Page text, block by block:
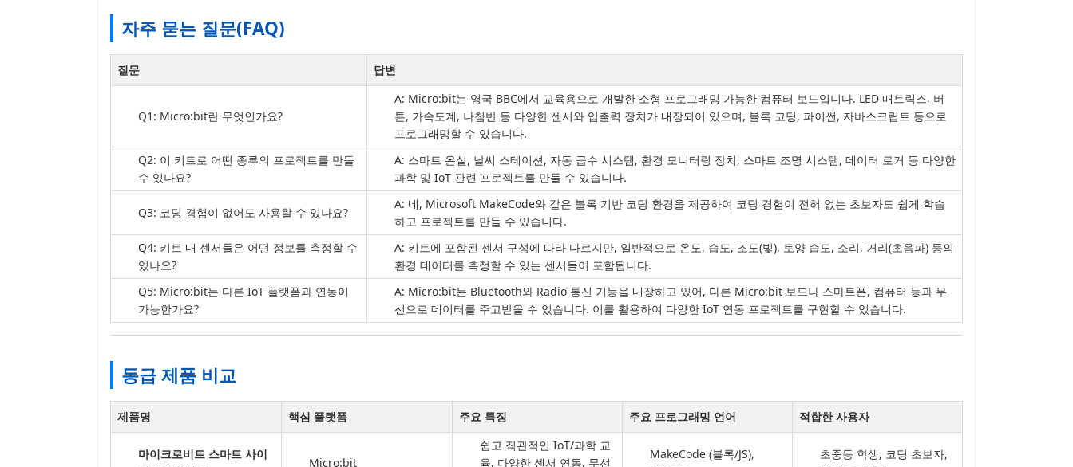
자주 묻는 질문(FAQ)
질문 답변
Q1: Micro:bit란 무엇인가요?
A: Micro:bit는 영국 BBC에서 교육용으로 개발한 소형 프로그래밍 가능한 컴퓨터 보드입니다. LED 매트릭스, 버
튼, 가속도계, 나침반 등 다양한 센서와 입출력 장치가 내장되어 있으며, 블록 코딩, 파이썬, 자바스크립트 등으로
프로그래밍할 수 있습니다.
Q2: 이 키트로 어떤 종류의 프로젝트를 만들
수 있나요?
A: 스마트 온실, 날씨 스테이션, 자동 급수 시스템, 환경 모니터링 장치, 스마트 조명 시스템, 데이터 로거 등 다양한
과학 및 IoT 관련 프로젝트를 만들 수 있습니다.
Q3: 코딩 경험이 없어도 사용할 수 있나요?
A: 네, Microsoft MakeCode와 같은 블록 기반 코딩 환경을 제공하여 코딩 경험이 전혀 없는 초보자도 쉽게 학습
하고 프로젝트를 만들 수 있습니다.
Q4: 키트 내 센서들은 어떤 정보를 측정할 수
있나요?
A: 키트에 포함된 센서 구성에 따라 다르지만, 일반적으로 온도, 습도, 조도(빛), 토양 습도, 소리, 거리(초음파) 등의
환경 데이터를 측정할 수 있는 센서들이 포함됩니다.
Q5: Micro:bit는 다른 IoT 플랫폼과 연동이
가능한가요?
A: Micro:bit는 Bluetooth와 Radio 통신 기능을 내장하고 있어, 다른 Micro:bit 보드나 스마트폰, 컴퓨터 등과 무
선으로 데이터를 주고받을 수 있습니다. 이를 활용하여 다양한 IoT 연동 프로젝트를 구현할 수 있습니다.
동급 제품 비교
제품명 핵심 플랫폼 주요 특징 주요 프로그래밍 언어 적합한 사용자
마이크로비트 스마트 사이
Micro:bit
쉽고 직관적인 IoT/과학 교
육, 다양한 센서 연동, 무선
MakeCode (블록/JS),
초중등 학생, 코딩 초보자,